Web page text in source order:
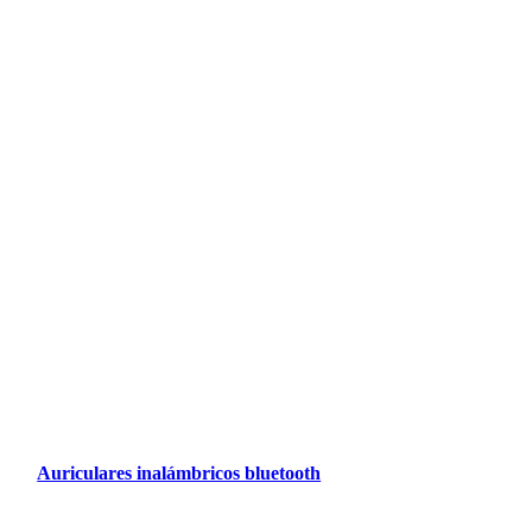
Auriculares inalámbricos bluetooth